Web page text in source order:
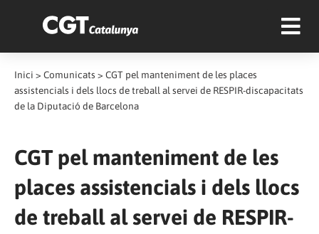
Inici > Comunicats > CGT pel manteniment de les places
assistencials i dels llocs de treball al servei de RESPIR-discapacitats
de la Diputació de Barcelona
CGT pel manteniment de les
places assistencials i dels llocs
de treball al servei de RESPIR-